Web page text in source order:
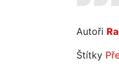
Autoři
Štítky